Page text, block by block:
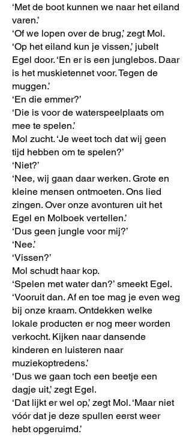
‘Met de boot kunnen we naar het eiland
varen.’
‘Of we lopen over de brug,’ zegt Mol.
‘Op het eiland kun je vissen,’ jubelt
Egel door. ‘En er is een junglebos. Daar
is het muskietennet voor. Tegen de
muggen.’
‘En die emmer?’
‘Die is voor de waterspeelplaats om
mee te spelen.’
Mol zucht. ‘Je weet toch dat wij geen
tijd hebben om te spelen?’
‘Niet?’
‘Nee, wij gaan daar werken. Grote en
kleine mensen ontmoeten. Ons lied
zingen. Over onze avonturen uit het
Egel en Molboek vertellen.’
‘Dus geen jungle voor mij?’
‘Nee.’
‘Vissen?’
Mol schudt haar kop.
‘Spelen met water dan?’ smeekt Egel.
‘Vooruit dan. Af en toe mag je even weg
bij onze kraam. Ontdekken welke
lokale producten er nog meer worden
verkocht. Kijken naar dansende
kinderen en luisteren naar
muziekoptredens.’
‘Dus we gaan toch een beetje een
dagje uit,’ zegt Egel.
‘Dat lijkt er wel op,’ zegt Mol. ‘Maar niet
vóór dat je deze spullen eerst weer
hebt opgeruimd.’